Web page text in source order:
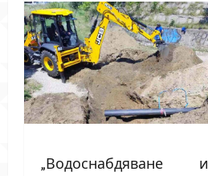
„Водоснабдяване и